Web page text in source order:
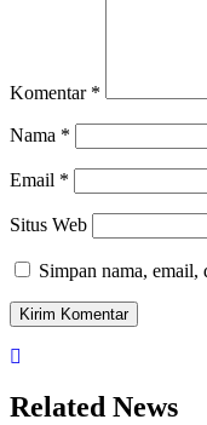
Komentar *
Nama *
Email *
Situs Web
Simpan nama, email,
Related News